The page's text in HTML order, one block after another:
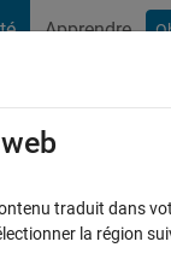
Apprendre
DAC I2C
traduit dans
la région